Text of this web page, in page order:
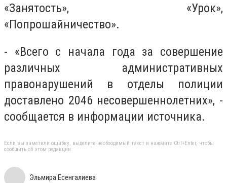
«Занятость», «Урок»,
«Попрошайничество».
- «Всего с начала года за совершение
различных административных
правонарушений в отделы полиции
доставлено 2046 несовершеннолетних», -
сообщается в информации источника.
Если вы заметили ошибку, выделите необходимый текст и нажмите Ctrl+Enter, чтобы
сообщить об этом редакции
Эльмира Есенгалиева